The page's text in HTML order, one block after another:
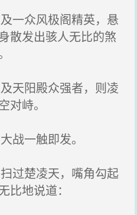
一众风极阁精英，悬
散发出骇人无比的煞
天阳殿众强者，则凌
对峙。
战一触即发。
过楚凌天，嘴角勾起
比地说道：